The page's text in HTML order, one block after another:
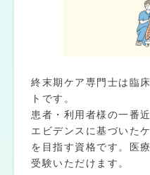
終末期ケア専門士は臨
トです。
患者・利用者様の一番
エビデンスに基づいた
を目指す資格です。医
受験いただけます。